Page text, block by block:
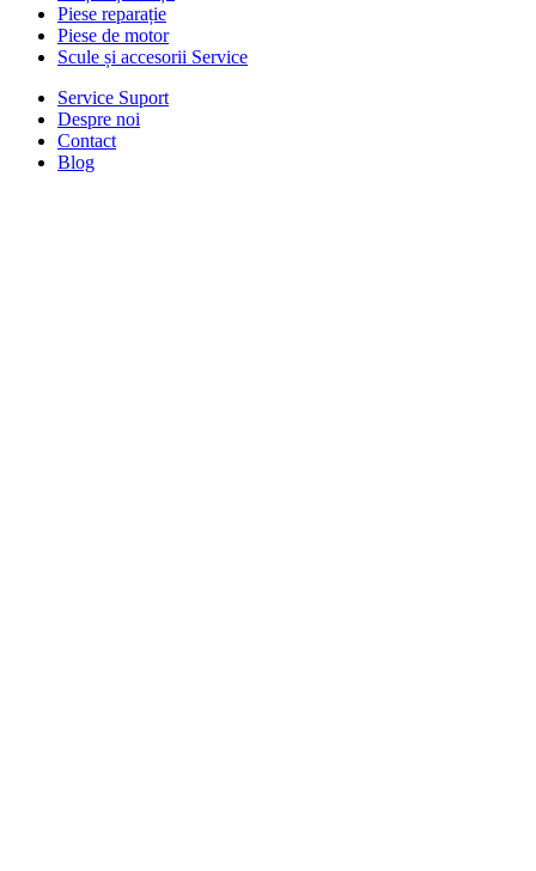
Piese reparație
Piese de motor
Scule și accesorii Service
Service Suport
Despre noi
Contact
Blog